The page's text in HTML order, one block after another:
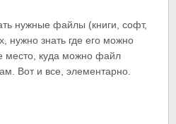
нужные файлы (книги, софт,
нужно знать где его можно
место, куда можно файл
Вот и все, элементарно.